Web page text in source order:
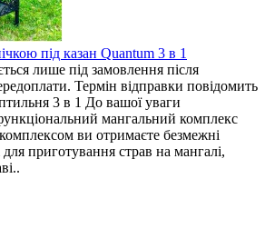
під казан Quantum 3 в 1
лише під замовлення після
Термін відправки повідомить
3 в 1 До вашої уваги
мангальний комплекс
ви отримаєте безмежні
приготування страв на мангалі,